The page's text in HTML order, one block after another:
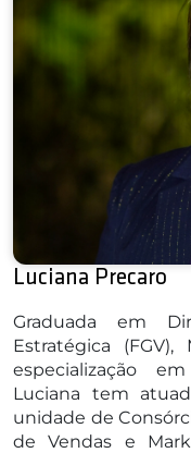
Luciana Precaro
Graduada em
Estratégica
especialização
Luciana tem
unidade de
de Vendas e